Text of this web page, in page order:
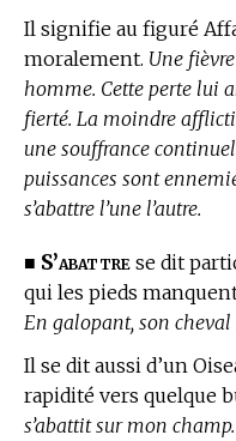
Il signifie au figuré
moralement. Une
homme. Cette perte lui
fierté. La moindre
une souffrance
puissances sont
s’abattre l’une l’autre.
■ S’abattre se dit
qui les pieds
En galopant, son cheval
Il se dit aussi d’un
rapidité vers quelque
s’abattit sur mon